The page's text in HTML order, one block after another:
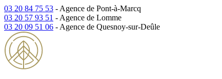
03 20 84 75 53 - Agence de Pont-à-Marcq
03 20 57 93 51 - Agence de Lomme
03 20 09 51 06 - Agence de Quesnoy-sur-Deûle